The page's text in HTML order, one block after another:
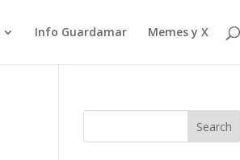
Info Guardamar Memes y X
Search